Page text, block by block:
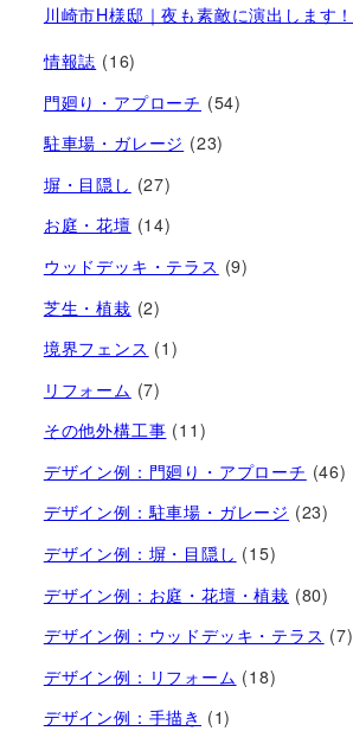
川崎市H様邸｜夜も素敵に演出します！
情報誌 (16)
門廻り・アプローチ (54)
駐車場・ガレージ (23)
塀・目隠し (27)
お庭・花壇 (14)
ウッドデッキ・テラス (9)
芝生・植栽 (2)
境界フェンス (1)
リフォーム (7)
その他外構工事 (11)
デザイン例：門廻り・アプローチ (46)
デザイン例：駐車場・ガレージ (23)
デザイン例：塀・目隠し (15)
デザイン例：お庭・花壇・植栽 (80)
デザイン例：ウッドデッキ・テラス (7)
デザイン例：リフォーム (18)
デザイン例：手描き (1)